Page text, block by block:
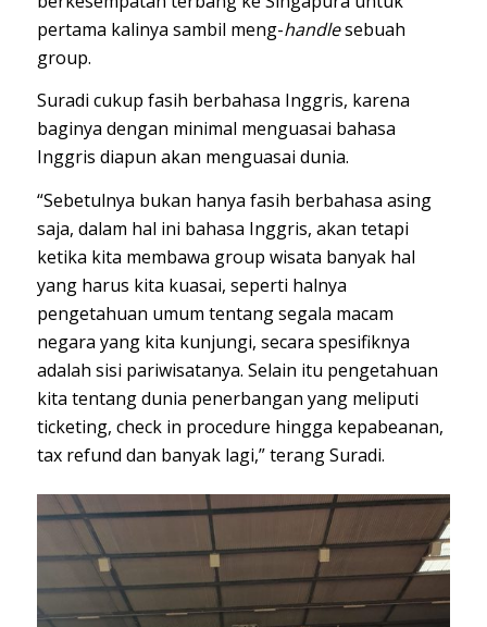
pertama kalinya sambil meng-handlesebuah
group.
Suradi cukup fasih berbahasa Inggris, karena
baginya dengan minimal menguasai bahasa
Inggris diapun akan menguasai dunia.
“Sebetulnya bukan hanya fasih berbahasa asing
saja, dalam hal ini bahasa Inggris, akan tetapi
ketika kita membawa group wisata banyak hal
yang harus kita kuasai, seperti halnya
pengetahuan umum tentang segala macam
negara yang kita kunjungi, secara spesifiknya
adalah sisi pariwisatanya. Selain itu pengetahuan
kita tentang dunia penerbangan yang meliputi
ticketing, check in procedure hingga kepabeanan,
tax refund dan banyak lagi,” terang Suradi.